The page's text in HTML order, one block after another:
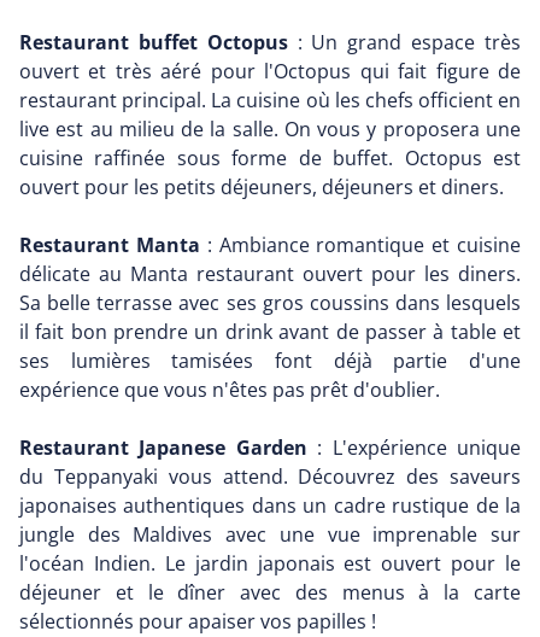
Restaurant buffet Octopus: Un grand espace très
ouvert et très aéré pour l'Octopus qui fait figure de
restaurant principal. La cuisine où les chefs officient en
live est au milieu de la salle. On vous y proposera une
cuisine raffinée sous forme de buffet. Octopus est
ouvert pour les petits déjeuners, déjeuners et diners.
Restaurant Manta : Ambiance romantique et cuisine
délicate au Manta restaurant ouvert pour les diners.
Sa belle terrasse avec ses gros coussins dans lesquels
il fait bon prendre un drink avant de passer à table et
ses lumières tamisées font déjà partie d'une
expérience que vous n'êtes pas prêt d'oublier.
Restaurant Japanese Garden : L'expérience unique
du Teppanyaki vous attend. Découvrez des saveurs
japonaises authentiques dans un cadre rustique de la
jungle des Maldives avec une vue imprenable sur
l'océan Indien. Le jardin japonais est ouvert pour le
déjeuner et le dîner avec des menus à la carte
sélectionnés pour apaiser vos papilles !